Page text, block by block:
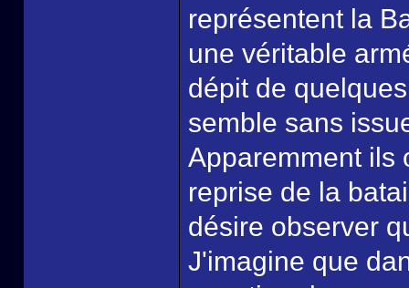
représentent la
une véritable
dépit de
semble sans
Apparemment ils
reprise de la
désire observer
J'imagine que